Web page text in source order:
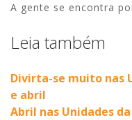
A gente se encontra
Leia também
Divirta-se muito nas
e abril
Abril nas Unidades da